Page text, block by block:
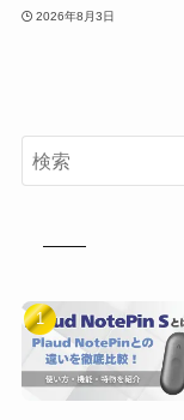
2026年8月3日